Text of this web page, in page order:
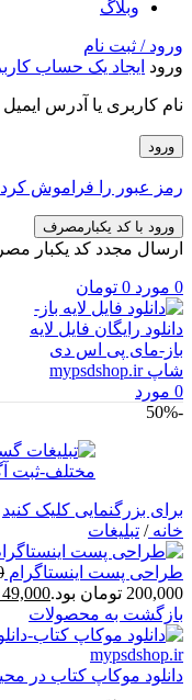
وبلاگ
ورود / ثبت نام
ورود ایجاد یک حساب
نام کاربری یا آدرس ایمیل
ورود
رمز عبور را فراموش
ورود با کد یکبارمصرف
ارسال مجدد کد یکبار
0 مورد 0 تومان
0 مورد
-50%
برای بزرگنمایی کلیک کنید
خانه/ تبلیغات
طراحی پست اینستاگرام
200,000 تومان بود.
49,000
بازگشت به محصولات
دانلود موکاپ کتاب در